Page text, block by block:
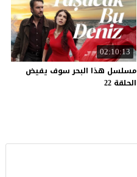
02:10:13
مسلسل هذا البحر سوف يفيض
الحلقة 22